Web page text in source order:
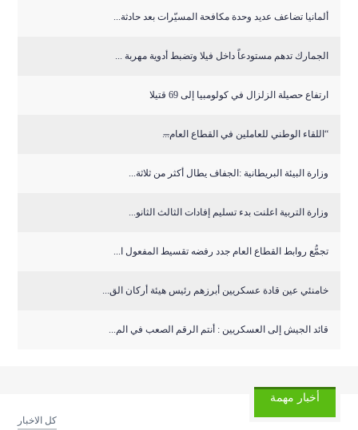
ألمانيا تضاعف عديد وحدة مكافحة المسيّرات بعد حادثة...
الجمارك تدهم مستودعاً داخل فيلا وتضبط أدوية مهربة ...
ارتفاع حصيلة الزلزال في كولومبيا إلى 69 قتيلا
“اللقاء الوطني للعاملين في القطاع العام̶...
وزارة البيئة البريطانية :الجفاف يطال أكثر من ثلاثة...
وزارة التربية اعلنت بدء تسليم إفادات الثالث الثانو...
تجمُّع روابط القطاع العام جدد رفضه تقسيط المفعول ا...
خامنئي عين قادة عسكريين أبرزهم رئيس هيئة أركان الق...
قائد الجيش إلى العسكريين : أنتم الرقم الصعب في الم...
أخبار مهمة
كل الاخبار